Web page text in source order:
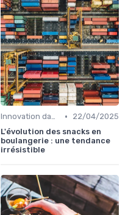
Innovation dans la food •
22/04/2025
L'évolution des snacks en
boulangerie : une tendance
irrésistible